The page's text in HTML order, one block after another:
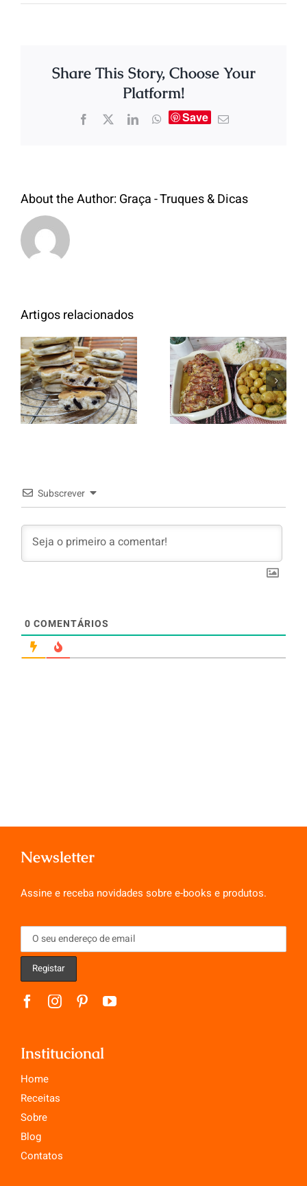
Share This Story, Choose Your
Platform!
Save
About the Author:Graça - Truques & Dicas
Artigos relacionados
Panquecas
com Oreo
Entrecosto
italiano c/
batata a
murro e
Subscrever
0 COMENTÁRIOS
Newsletter
Assine e receba novidades sobre e-books e produtos.
Institucional
Home
Receitas
Sobre
Blog
Contatos